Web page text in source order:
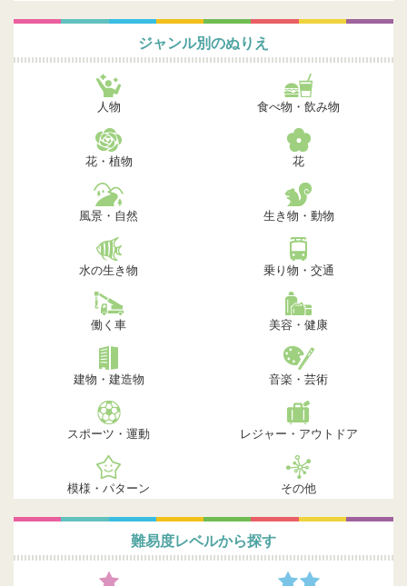
ジャンル別のぬりえ
人物 食べ物・飲み物
花・植物 花
風景・自然 生き物・動物
水の生き物 乗り物・交通
働く車 美容・健康
建物・建造物 音楽・芸術
スポーツ・運動 レジャー・アウトドア
模様・パターン その他
難易度レベルから探す